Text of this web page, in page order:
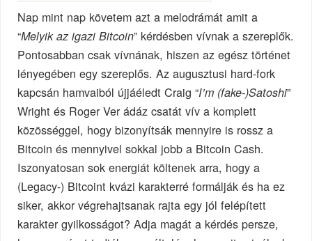
Nap mint nap követem azt a melodrámát amit a
“Melyik az igazi Bitcoin” kérdésben vívnak a szereplők.
Pontosabban csak vívnának, hiszen az egész történet
lényegében egy szereplős. Az augusztusi hard-fork
kapcsán hamvaiból újjáéledt Craig “I’m (fake-)Satoshi”
Wright és Roger Ver ádáz csatát vív a komplett
közösséggel, hogy bizonyítsák mennyire is rossz a
Bitcoin és mennyivel sokkal jobb a Bitcoin Cash.
Iszonyatosan sok energiát költenek arra, hogy a
(Legacy-) Bitcoint kvázi karakterré formálják és ha ez
siker, akkor végrehajtsanak rajta egy jól felépített
karakter gyilkosságot? Adja magát a kérdés persze,